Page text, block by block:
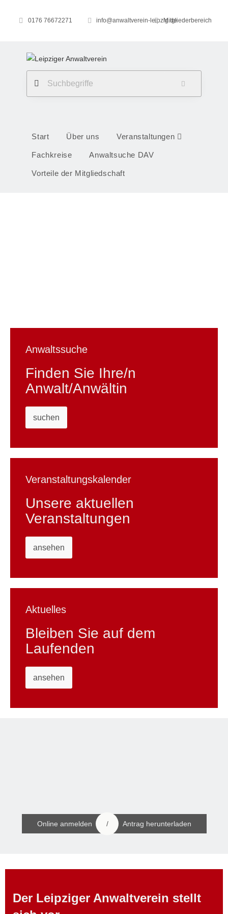
0176 76672271 info@anwaltverein-leipzig.deMitgliederbereich
Start Über uns Veranstaltungen
Fachkreise Anwaltsuche DAV
Vorteile der Mitgliedschaft
Anwaltssuche
Finden Sie Ihre/n
Anwalt/Anwältin
suchen
Veranstaltungskalender
Unsere aktuellen
Veranstaltungen
ansehen
Aktuelles
Bleiben Sie auf dem
Laufenden
ansehen
Online anmelden / Antrag herunterladen
Der Leipziger Anwaltverein stellt